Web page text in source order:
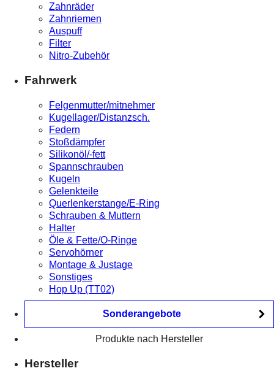
Zahnräder
Zahnriemen
Auspuff
Filter
Nitro-Zubehör
Fahrwerk
Felgenmutter/mitnehmer
Kugellager/Distanzsch.
Federn
Stoßdämpfer
Silikonöl/-fett
Spannschrauben
Kugeln
Gelenkteile
Querlenkerstange/E-Ring
Schrauben & Muttern
Halter
Öle & Fette/O-Ringe
Servohörner
Montage & Justage
Sonstiges
Hop Up (TT02)
Sonderangebote
Produkte nach Hersteller
Hersteller